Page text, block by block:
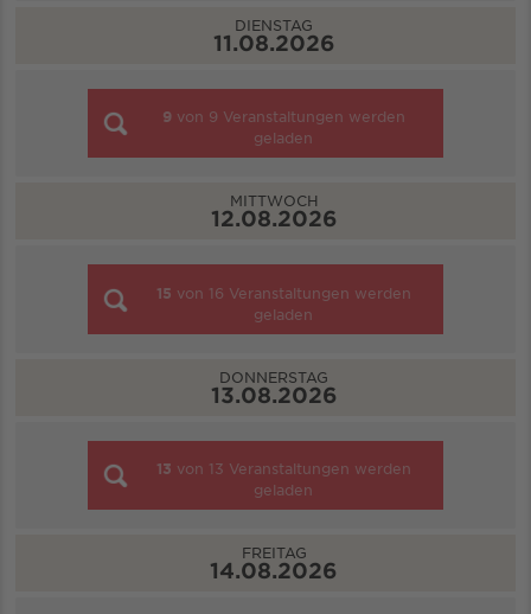
DIENSTAG
11.08.2026
9 von 9 Veranstaltungen werden
geladen
MITTWOCH
12.08.2026
15 von 16 Veranstaltungen werden
geladen
DONNERSTAG
13.08.2026
13 von 13 Veranstaltungen werden
geladen
FREITAG
14.08.2026